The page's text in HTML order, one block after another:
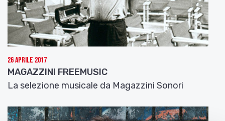
26 Aprile 2017
MAGAZZINI FREEMUSIC
La selezione musicale da Magazzini Sonori